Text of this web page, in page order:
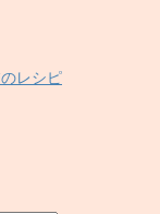
レシピ